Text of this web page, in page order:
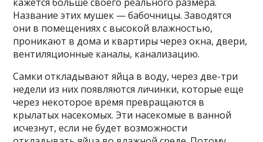
кажется больше своего реального размера.
Название этих мушек — бабочницы. Заводятся
они в помещениях с высокой влажностью,
проникают в дома и квартиры через окна, двери,
вентиляционные каналы, канализацию.
Самки откладывают яйца в воду, через две-три
недели из них появляются личинки, которые еще
через некоторое время превращаются в
крылатых насекомых. Эти насекомые в ванной
исчезнут, если не будет возможности